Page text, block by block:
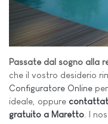
Passate dal sogno alla
che il vostro desiderio
Configuratore Online
ideale, oppure
gratuito a Maretto . I